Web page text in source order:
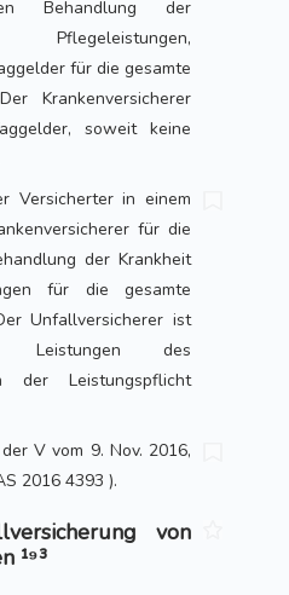
Behandlung der
für die gesamte
Krankenversicherer
soweit keine
Versicherter in einem
für die
der Krankheit
für die gesamte
Unfallversicherer ist
des
der Leistungspflicht
V vom 9. Nov. 2016,
2016 4393 ).
von
¹⁹³